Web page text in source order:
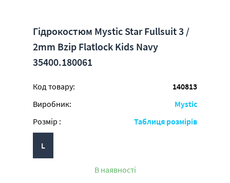
Гідрокостюм Mystic Star Fullsuit 3 /
2mm Bzip Flatlock Kids Navy
35400.180061
Код товару:
140813
Виробник:
Mystic
Розмір :
Таблиця розмірів
L
В наявності